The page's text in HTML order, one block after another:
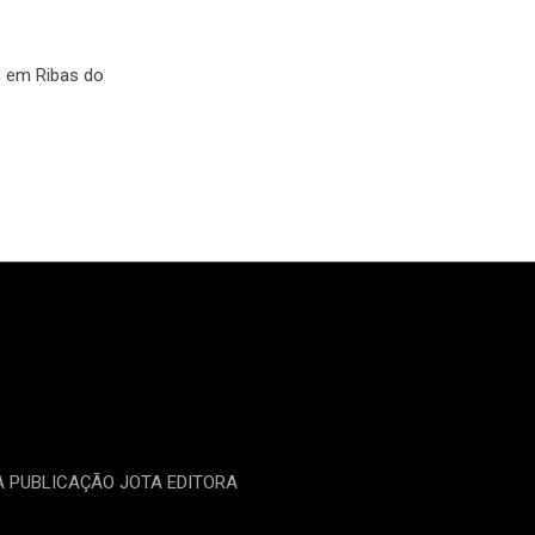
Ribas do
PUBLICAÇÃO JOTA EDITORA